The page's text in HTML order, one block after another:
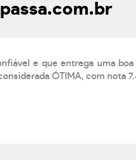
e que entrega uma
ÓTIMA, com nota